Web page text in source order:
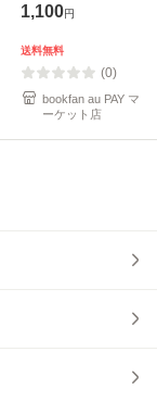
1,100円
送料無料
(0)
bookfan au PAY マ
ーケット店